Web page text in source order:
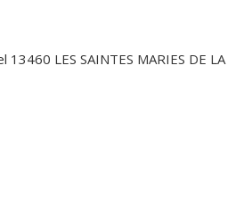
indices), Biathlon...
LES SAINTES MARIES DE LA